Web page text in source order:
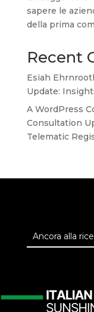
sapere le
della prima
Recent
Esiah
Update:
A WordPress
Consultation
Telematic